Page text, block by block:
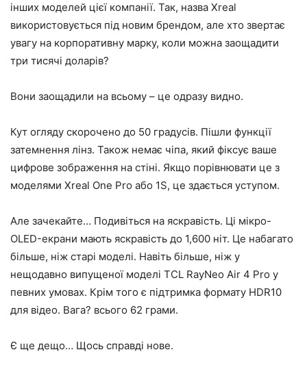
інших моделей цієї компанії. Так, назва Xreal
використовується під новим брендом, але хто звертає
увагу на корпоративну марку, коли можна заощадити
три тисячі доларів?
Вони заощадили на всьому – це одразу видно.
Кут огляду скорочено до 50 градусів. Пішли функції
затемнення лінз. Також немає чіпа, який фіксує ваше
цифрове зображення на стіні. Якщо порівнювати це з
моделями Xreal One Pro або 1S, це здається уступом.
Але зачекайте… Подивіться на яскравість. Ці мікро-
OLED-екрани мають яскравість до 1,600 ніт. Це набагато
більше, ніж старі моделі. Навіть більше, ніж у
нещодавно випущеної моделі TCL RayNeo Air 4 Pro у
певних умовах. Крім того є підтримка формату HDR10
для відео. Вага? всього 62 грами.
Є ще дещо… Щось справді нове.